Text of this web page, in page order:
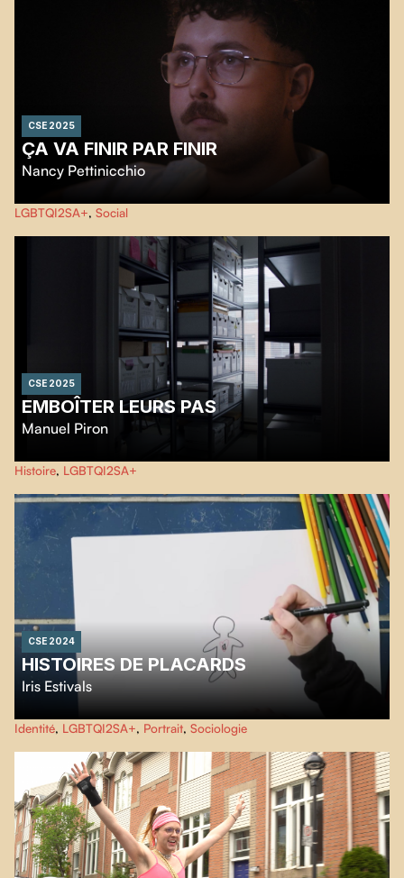
CSE 2025
ÇA VA FINIR PAR FINIR
Nancy Pettinicchio
Designer queer montréalais, Gabriel partage son acceptation du VIH et son
engagement communautaire dans un regard militant actuel et plein
d'espoir.
LGBTQI2SA+, Social
CSE 2025
EMBOÎTER LEURS PAS
Manuel Piron
La rencontre de différents donateurs d’un centre d’archives queer nous
révèle les couleurs et l’histoire de la communauté LGBTQIA2S+
montréalaise.
Histoire, LGBTQI2SA+
CSE 2024
HISTOIRES DE PLACARDS
Iris Estivals
On ne fait pas une mais une multitude de sorties de placards. Certaines sont
plus difficiles que d'autres.
Identité, LGBTQI2SA+, Portrait, Sociologie